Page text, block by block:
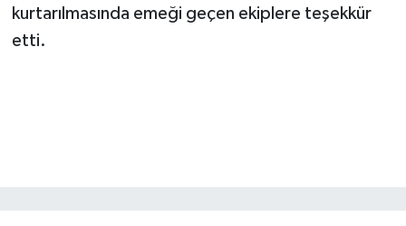
kurtarılmasında emeği geçen ekiplere teşekkür
etti.